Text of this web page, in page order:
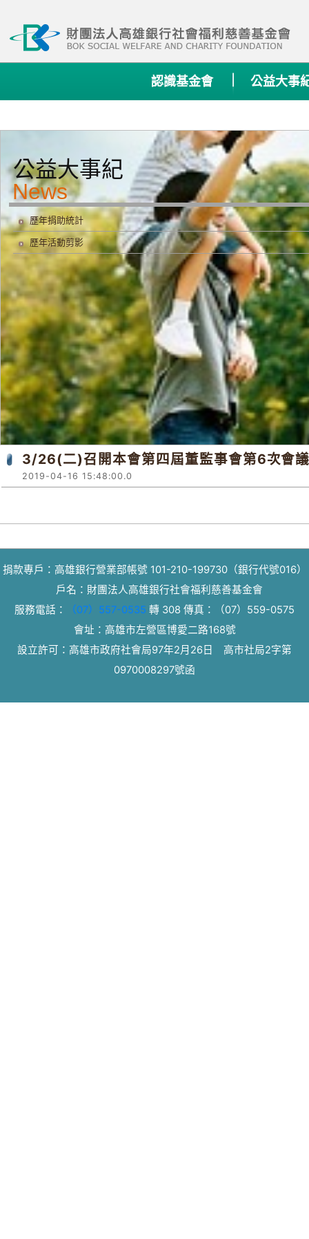
認識基金會 公益大事
公益大事紀
歷年捐助統計
歷年活動剪影
3/26(二)召開本會第四屆董監事會第6次會
2019-04-16 15:48:00.0
捐款專戶：高雄銀行營業部帳號 101-210-199730（銀行代號016）
戶名：財團法人高雄銀行社會福利慈善基金會
服務電話：
（07）557-0535 轉 308 傳真：
（07）559-0575
會址：高雄市左營區博愛二路168號
設立許可：高雄市政府社會局97年2月26日 高市社局2字第
0970008297號函